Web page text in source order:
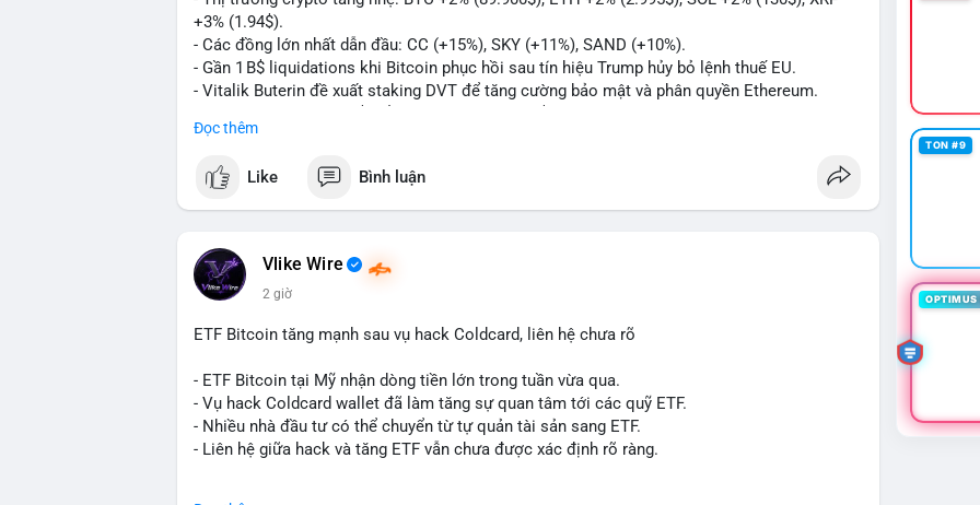
#11dot3377btc
+3% (1.94$).
- Các đồng lớn nhất dẫn đầu: CC (+15%), SKY (+11%), SAND (+10%).
- Gần 1 B$ liquidations khi Bitcoin phục hồi sau tín hiệu Trump hủy bỏ lệnh thuế EU.
- Vitalik Buterin đề xuất staking DVT để tăng cường bảo mật và phân quyền Ethereum.
- Thượng viện Mỹ tiến hành dự thảo Clarity Act, mặc dù chưa có sự đồng thuận hai đảng.
dụng giá trị giảm để bù đắp biến động.
- Cơ quan quản lý Hồng Kông bắt đầu cấp giấy phép stablecoin theo khung mới nghiêm
- Tòa án Nga công nhận crypto là tài sản pháp lý, thiết lập tiền lệ cho các vụ án hình sự và
dân sự.
- Trump hy vọng ký luật cơ cấu thị trường crypto sớm, dù vẫn còn rào cản pháp lý.
Ethereum.
lương bằng BTC.
#binancesquare #cryptonews #btc #eth #sol #xrp #cc #sky #sand
Đọc thêm
Like Bình luận
Vlike Wire
2 giờ
ETF Bitcoin tăng mạnh sau vụ hack Coldcard, liên hệ chưa rõ
- ETF Bitcoin tại Mỹ nhận dòng tiền lớn trong tuần vừa qua.
- Vụ hack Coldcard wallet đã làm tăng sự quan tâm tới các quỹ ETF.
- Nhiều nhà đầu tư có thể chuyển từ tự quản tài sản sang ETF.
- Liên hệ giữa hack và tăng ETF vẫn chưa được xác định rõ ràng.
TON #9
OPTIMUS